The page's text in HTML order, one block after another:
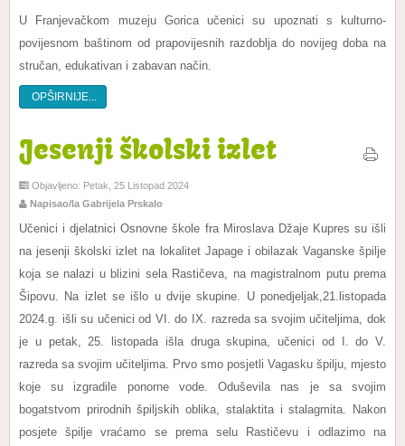
U Franjevačkom muzeju Gorica učenici su upoznati s kulturno-
povijesnom baštinom od prapovijesnih razdoblja do novijeg doba na
stručan, edukativan i zabavan način.
OPŠIRNIJE...
Jesenji školski izlet
Objavljeno: Petak, 25 Listopad 2024
Napisao/la Gabrijela Prskalo
Učenici i djelatnici Osnovne škole fra Miroslava Džaje Kupres su išli
na jesenji školski izlet na lokalitet Japage i obilazak Vaganske špilje
koja se nalazi u blizini sela Rastičeva, na magistralnom putu prema
Šipovu. Na izlet se išlo u dvije skupine. U ponedjeljak,21.listopada
2024.g. išli su učenici od VI. do IX. razreda sa svojim učiteljima, dok
je u petak, 25. listopada išla druga skupina, učenici od I. do V.
razreda sa svojim učiteljima. Prvo smo posjetli Vagasku špilju, mjesto
koje su izgradile ponorne vode. Oduševila nas je sa svojim
bogatstvom prirodnih špiljskih oblika, stalaktita i stalagmita. Nakon
posjete špilje vraćamo se prema selu Rastičevu i odlazimo na